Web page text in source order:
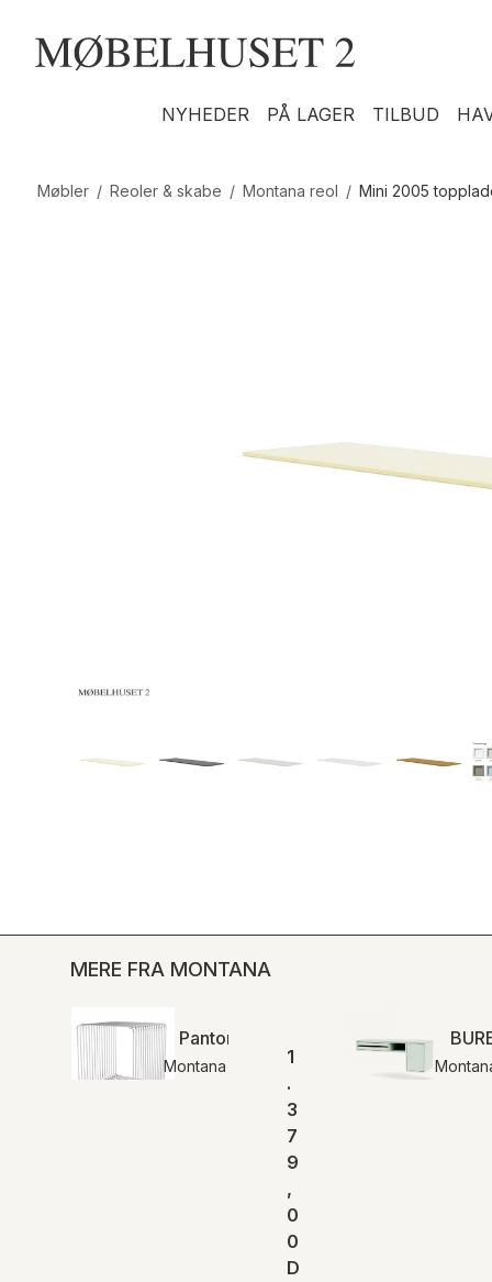
NYHEDER PÅ LAGER TILBUD
Møbler / Reoler & skabe / Montana reol / Mini 2005
MERE FRA MONTANA
Panton Wire Single | Montana
Montana
1
.
3
7
9
,
0
0
D